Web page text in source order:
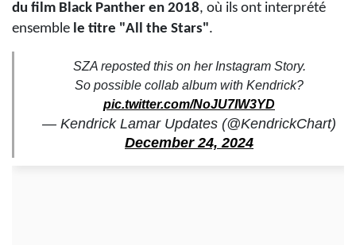
du film Black Panther en 2018, où ils ont interprété
ensemble le titre "All the Stars".
SZA reposted this on her Instagram Story.
So possible collab album with Kendrick?
pic.twitter.com/NoJU7IW3YD
— Kendrick Lamar Updates (@KendrickChart)
December 24, 2024